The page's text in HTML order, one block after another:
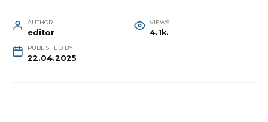
AUTHOR
editor
VIEWS
4.1k.
PUBLISHED BY
22.04.2025